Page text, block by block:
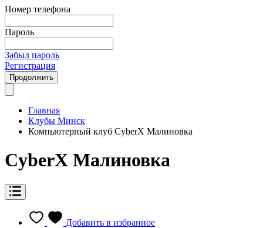
Номер телефона
Пароль
Забыл пароль
Регистрация
Продолжить
Главная
Клубы Минск
Компьютерный клуб CyberX Малиновка
CyberX Малиновка
Добавить в избранное